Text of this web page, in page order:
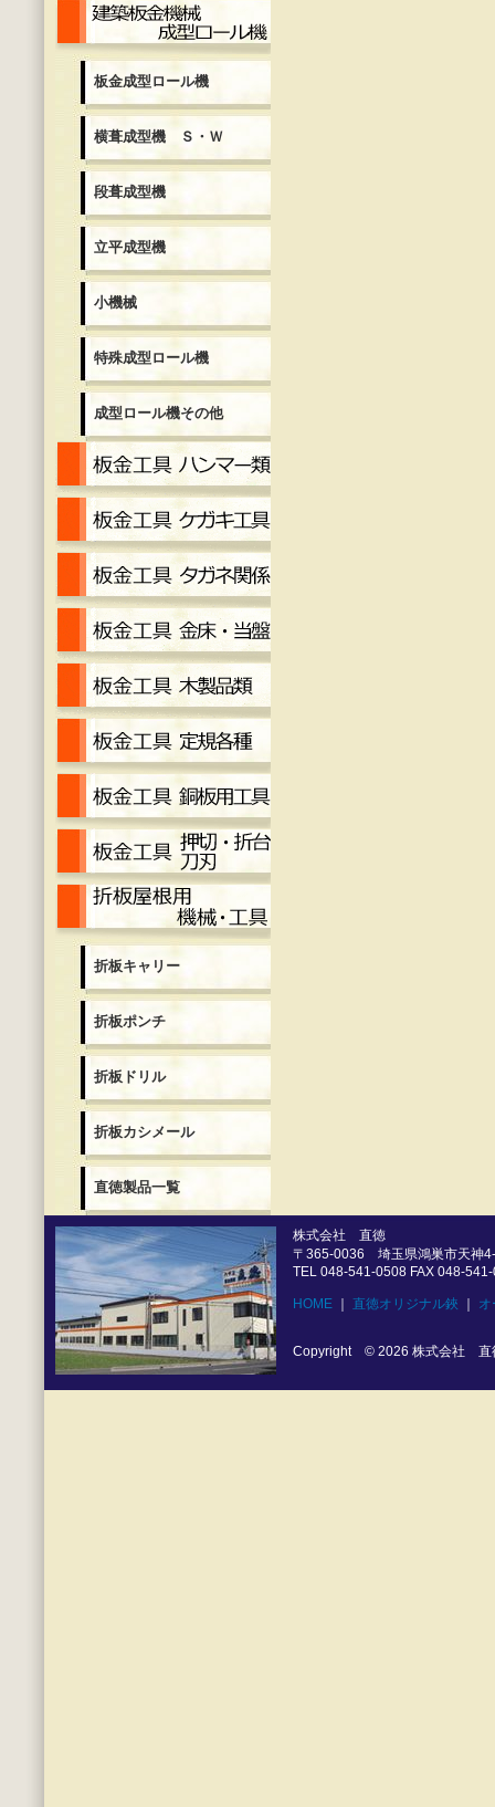
板金成型ロール機
横葺成型機 Ｓ・Ｗ
段葺成型機
立平成型機
小機械
特殊成型ロール機
成型ロール機その他
折板キャリー
折板ポンチ
折板ドリル
折板カシメール
直徳製品一覧
株式会社 直徳
〒365-0036 埼玉県鴻巣市天神
TEL 048-541-0508 FAX 048-
HOME 直徳オリジナル鋏
Copyright © 2026 株式会社 直